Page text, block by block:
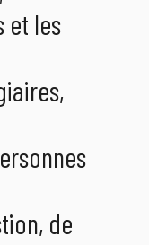
et les
de